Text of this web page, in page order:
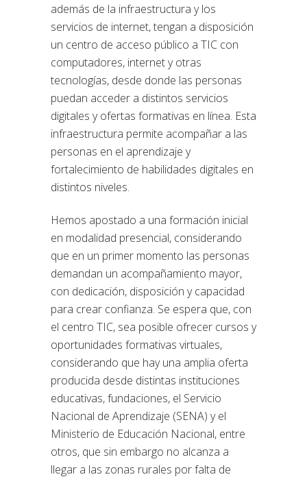
además de la infraestructura y los
servicios de internet, tengan a disposición
un centro de acceso público a TIC con
computadores, internet y otras
tecnologías, desde donde las personas
puedan acceder a distintos servicios
digitales y ofertas formativas en línea. Esta
infraestructura permite acompañar a las
personas en el aprendizaje y
fortalecimiento de habilidades digitales en
distintos niveles.
Hemos apostado a una formación inicial
en modalidad presencial, considerando
que en un primer momento las personas
demandan un acompañamiento mayor,
con dedicación, disposición y capacidad
para crear confianza. Se espera que, con
el centro TIC, sea posible ofrecer cursos y
oportunidades formativas virtuales,
considerando que hay una amplia oferta
producida desde distintas instituciones
educativas, fundaciones, el Servicio
Nacional de Aprendizaje (SENA) y el
Ministerio de Educación Nacional, entre
otros, que sin embargo no alcanza a
llegar a las zonas rurales por falta de